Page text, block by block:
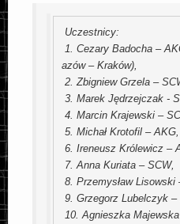
1. Cezary Badocha –
azów – Kraków),
2. Zbigniew Grzela –
3. Marek Jędrzejczak -
4. Marcin Krajewski –
5. Michał Krotofil – AKG,
6. Ireneusz Królewicz –
7. Anna Kuriata – SCW,
8. Przemysław Lisowski
9. Grzegorz Lubelczyk –
10. Agnieszka